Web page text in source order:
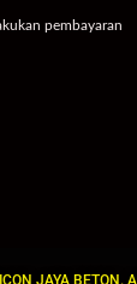
pembayaran
JAYA BETON.